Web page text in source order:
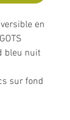
en
bleu nuit
sur fond